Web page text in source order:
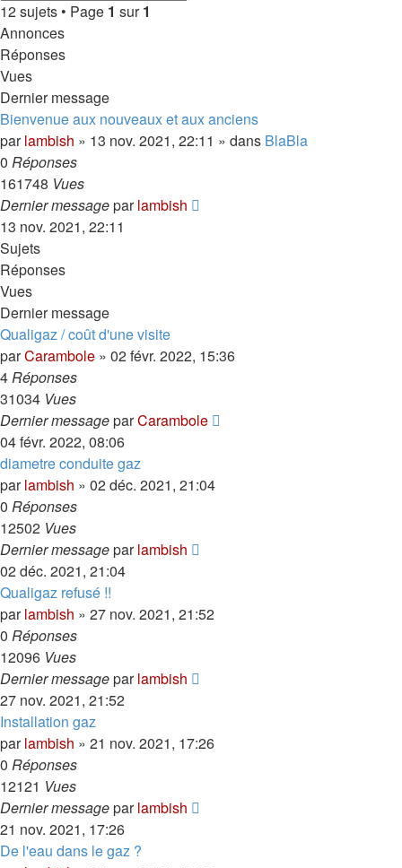
12 sujets • Page 1 sur1
Annonces
Réponses
Vues
Dernier message
Bienvenue aux nouveaux et aux anciens
parlambish » 13 nov. 2021, 22:11 » dans BlaBla
0 Réponses
161748 Vues
Dernier messageparlambish
13 nov. 2021, 22:11
Sujets
Réponses
Vues
Dernier message
Qualigaz / coût d'une visite
parCarambole » 02 févr. 2022, 15:36
4Réponses
31034 Vues
Dernier messageparCarambole
04 févr. 2022, 08:06
diametre conduite gaz
parlambish » 02 déc. 2021, 21:04
0 Réponses
12502 Vues
Dernier messageparlambish
02 déc. 2021, 21:04
Qualigaz refusé !!
parlambish » 27 nov. 2021, 21:52
0 Réponses
12096 Vues
Dernier messageparlambish
27 nov. 2021, 21:52
Installation gaz
parlambish » 21 nov. 2021, 17:26
0 Réponses
12121 Vues
Dernier messageparlambish
21 nov. 2021, 17:26
De l'eau dans le gaz ?